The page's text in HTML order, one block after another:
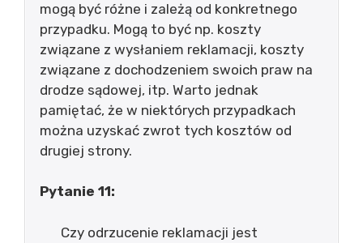
mogą być różne i zależą od konkretnego
przypadku. Mogą to być np. koszty
związane z wysłaniem reklamacji, koszty
związane z dochodzeniem swoich praw na
drodze sądowej, itp. Warto jednak
pamiętać, że w niektórych przypadkach
można uzyskać zwrot tych kosztów od
drugiej strony.
Pytanie 11:
Czy odrzucenie reklamacji jest